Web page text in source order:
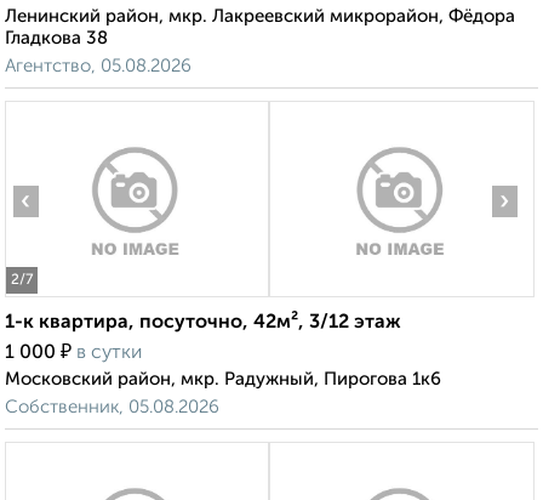
Ленинский район, мкр. Лакреевский микрорайон, Фёдора
Гладкова 38
Агентство, 05.08.2026
2/7
‹ ›
1-к квартира, посуточно, 42м², 3/12 этаж
1 000 ₽ в сутки
Московский район, мкр. Радужный, Пирогова 1к6
Собственник, 05.08.2026